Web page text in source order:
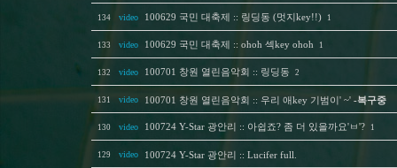
134 video 100629 국민 대축제 :: 링딩동 (멋지key!!) 1
133 video 100629 국민 대축제 :: ohoh 섹key ohoh 1
132 video 100701 창원 열린음악회 :: 링딩동 2
131 video 100701 창원 열린음악회 :: 우리 애key 기범이' ~' -복구중
130 video 100724 Y-Star 광안리 :: 아쉽죠? 좀 더 있을까요'ㅂ'? 1
129 video 100724 Y-Star 광안리 :: Lucifer full.